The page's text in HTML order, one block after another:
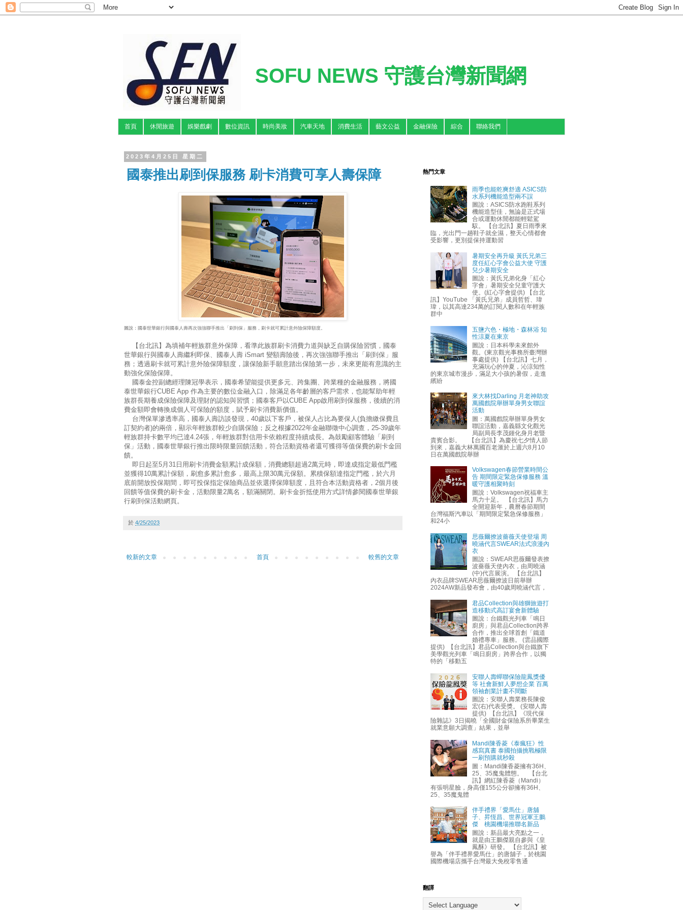
SOFU NEWS 守護台灣新聞網
首頁 休閒旅遊 娛樂戲劇 數位資訊 時尚美妝 汽車天地 消費生活 藝文公益 金融保險 綜合 聯絡我們
2023年4月25日 星期二
國泰推出刷到保服務 刷卡消費可享人壽保障
圖說：國泰世華銀行與國泰人壽再次強強聯手推出「刷到保」服務，刷卡就可累計意外險保障額度。
【台北訊】為填補年輕族群意外保障，看準此族群刷卡消費力道與缺乏自購保險習慣，國泰
世華銀行與國泰人壽繼利即保、國泰人壽 iSmart 變額壽險後，再次強強聯手推出「刷到保」服
務；透過刷卡就可累計意外險保障額度，讓保險新手願意踏出保險第一步，未來更能有意識的主
動強化保險保障。
國泰金控副總經理陳冠學表示，國泰希望能提供更多元、跨集團、跨業種的金融服務，將國
泰世華銀行CUBE App 作為主要的數位金融入口，除滿足各年齡層的客戶需求，也能幫助年輕
族群長期養成保險保障及理財的認知與習慣；國泰客戶以CUBE App啟用刷到保服務，後續的消
費金額即會轉換成個人可保險的額度，賦予刷卡消費新價值。
台灣保單滲透率高，國泰人壽訪談發現，40歲以下客戶，被保人占比為要保人(負擔繳保費且
訂契約者)的兩倍，顯示年輕族群較少自購保險；反之根據2022年金融聯徵中心調查，25-39歲年
輕族群持卡數平均已達4.24張，年輕族群對信用卡依賴程度持續成長。為鼓勵顧客體驗「刷到
保」活動，國泰世華銀行推出限時限量回饋活動，符合活動資格者還可獲得等值保費的刷卡金回
饋。
即日起至5月31日用刷卡消費金額累計成保額，消費總額超過2萬元時，即達成指定最低門檻
並獲得10萬累計保額，刷愈多累計愈多，最高上限30萬元保額。累積保額達指定門檻，於六月
底前開放投保期間，即可投保指定保險商品並依選擇保障額度，且符合本活動資格者，2個月後
回饋等值保費的刷卡金，活動限量2萬名，額滿關閉。刷卡金折抵使用方式詳情參閱國泰世華銀
行刷到保活動網頁。
於 4/25/2023
較新的文章 較舊的文章
首頁
熱門文章
雨季也能乾爽舒適 ASICS防
水系列機能造型兩不誤
圖說：ASICS防水跑鞋系列
機能造型佳，無論是正式場
合或運動休閒都能輕鬆駕
馭。 【台北訊】夏日雨季來
臨，光出門一趟鞋子就全濕，整天心情都會
受影響，更別提保持運動習
暑期安全再升級 黃氏兄弟三
度任紅心字會公益大使 守護
兒少暑期安全
圖說：黃氏兄弟化身「紅心
字會」暑期安全兒童守護大
使。(紅心字會提供) 【台北
訊】YouTube 「黃氏兄弟」成員哲哲、瑋
瑋，以其高達234萬的訂閱人數和在年輕族
群中
五鹽六色・極地・森林浴 知
性涼夏在東京
圖說：日本科學未來館外
觀。(東京觀光事務所臺灣辦
事處提供) 【台北訊】七月，
充滿玩心的仲夏，沁涼知性
的東京城市漫步，滿足大小孩的暑假，走進
繽紛
來大林找Darling 月老神助攻
萬國戲院舉辦單身男女聯誼
活動
圖：萬國戲院舉辦單身男女
聯誼活動，嘉義縣文化觀光
局副局長李茂鍾化身月老暨
貴賓合影。 【台北訊】為慶祝七夕情人節
到來，嘉義大林萬國百老滙於上週六8月10
日在萬國戲院舉辦
Volkswagen春節營業時間公
告 期間限定緊急保修服務 溫
暖守護相聚時刻
圖說：Volkswagen祝福車主
馬力十足。 【台北訊】馬力
全開迎新年，農曆春節期間
台灣福斯汽車以「期間限定緊急保修服務」
和24小
思薇爾撩波薔薇天使登場 周
曉涵代言SWEAR法式浪漫內
衣
圖說：SWEAR思薇爾發表撩
波薔薇天使內衣，由周曉涵
(中)代言展演。 【台北訊】
內衣品牌SWEAR思薇爾撩波日前舉辦
2024AW新品發布會，由40歲周曉涵代言，
君品Collection與雄獅旅遊打
造移動式高訂宴會新體驗
圖說：台鐵觀光列車「鳴日
廚房」與君品Collection跨界
合作，推出全球首創「鐵道
婚禮專車」服務。 (雲品國際
提供) 【台北訊】君品Collection與台鐵旗下
美學觀光列車「鳴日廚房」跨界合作，以獨
特的「移動五
安聯人壽蟬聯保險龍鳳獎優
等 社會新鮮人夢想企業 百萬
領袖創業計畫不間斷
圖說：安聯人壽業務長陳俊
宏(右)代表受獎。 (安聯人壽
提供) 【台北訊】《現代保
險雜誌》3日揭曉「全國財金保險系所畢業生
就業意願大調查」結果，並舉
Mandi陳香菱《泰瘋狂》性
感寫真書 泰國拍攝挑戰極限
一刷預購就秒殺
圖：Mandi陳香菱擁有36H、
25、35魔鬼體態。 【台北
訊】網紅陳香菱（Mandi）
有張明星臉，身高僅155公分卻擁有36H、
25、35魔鬼體
伴手禮界「愛馬仕」唐舖
子、昇恆昌、世界冠軍王鵬
傑 桃園機場推聯名新品
圖說：新品最大亮點之一，
就是由王鵬傑親自參與《皇
鳳酥》研發。 【台北訊】被
譽為「伴手禮界愛馬仕」的唐舖子，於桃園
國際機場店攜手台灣最大免稅零售通
翻譯